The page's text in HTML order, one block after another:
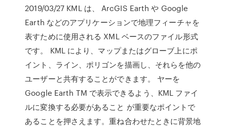
2019/03/27 KML は、 ArcGIS Earth や Google
Earth などのアプリケーションで地理フィーチャを
表すために使用される XML ベースのファイル形式
です。 KML により、マップまたはグローブ上にポ
イント、ライン、ポリゴンを描画し、それらを他の
ユーザーと共有することができます。 ヤーを
Google Earth TM で表示できるよう、KML ファイ
ルに変換する必要があること が重要なポイントで
あることを押さえます。重ね合わせたときに背景地